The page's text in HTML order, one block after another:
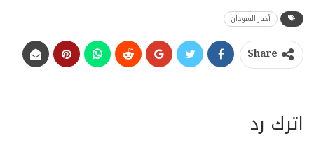
أخبار السودان
Share
اترك رد